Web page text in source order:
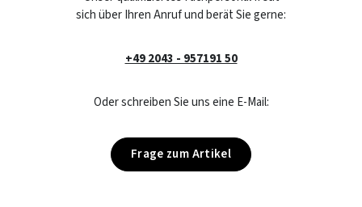
sich über Ihren Anruf und berät Sie gerne:
+49 2043 - 957191 50
Oder schreiben Sie uns eine E-Mail:
Frage zum Artikel